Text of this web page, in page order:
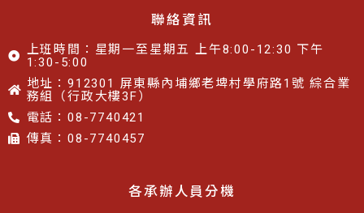
聯絡資訊
上班時間：星期一至星期五 上午8:00-12:30 下午
1:30-5:00
地址：912301 屏東縣內埔鄉老埤村學府路1號 綜合業
務組（行政大樓3F）
電話：08-7740421
傳真：08-7740457​​
各承辦人員分機